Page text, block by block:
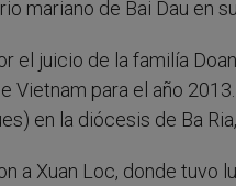
mariano de Bai Dau en
el juicio de la familía
Vietnam para el año
en la diócesis de Ba
a Xuan Loc, donde tuvo